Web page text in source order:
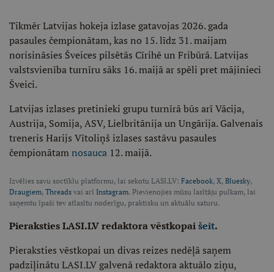
Tikmēr Latvijas hokeja izlase gatavojas 2026. gada
pasaules čempionātam, kas no 15. līdz 31. maijam
norisināsies Šveices pilsētās Cīrihē un Fribūrā. Latvijas
valstsvienība turnīru sāks 16. maijā ar spēli pret mājinieci
Šveici.
Latvijas izlases pretinieki grupu turnīrā būs arī Vācija,
Austrija, Somija, ASV, Lielbritānija un Ungārija. Galvenais
treneris Harijs Vītoliņš izlases sastāvu pasaules
čempionātamnosauca 12. maijā.
Izvēlies savu soctīklu platformu, lai sekotu LASI.LV: Facebook, X, Bluesky,
Draugiem, Threads vai arī Instagram. Pievienojies mūsu lasītāju pulkam, lai
saņemtu īpaši tev atlasītu noderīgu, praktisku un aktuālu saturu.
Pieraksties LASI.LV redaktora vēstkopaišeit.
Pieraksties vēstkopai un divas reizes nedēļā saņem
padziļinātu LASI.LV galvenā redaktora aktuālo ziņu,